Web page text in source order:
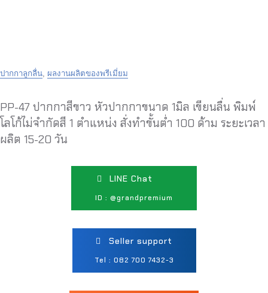
ปากกาลูกลื่น, ผลงานผลิตของพรีเมี่ยม
PP-47 ปากกาสีขาว หัวปากกาขนาด 1มิล เขียนลื่น พิมพ์
โลโก้ไม่จำกัดสี 1 ตำแหน่ง สั่งทำขั้นต่ำ 100 ด้าม ระยะเวลา
ผลิต 15-20 วัน
LINE Chat
ID : @grandpremium
Seller support
Tel : 082 700 7432-3